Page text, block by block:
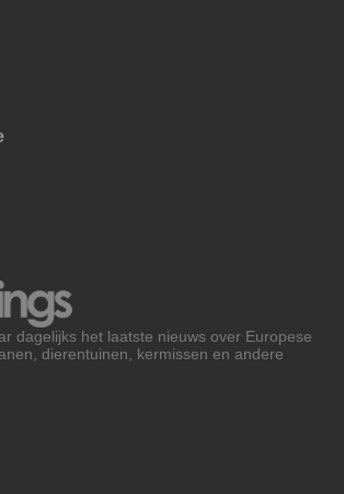
dagelijks het laatste nieuws over Europese
dierentuinen, kermissen en andere